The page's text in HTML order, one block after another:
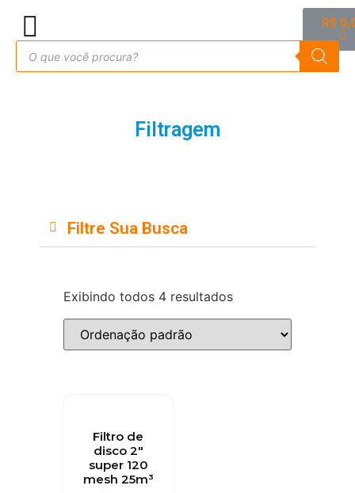
R$
Filtragem
Filtre Sua Busca
Exibindo todos 4 resultados
Filtro de
disco 2″
super 120
mesh 25m³